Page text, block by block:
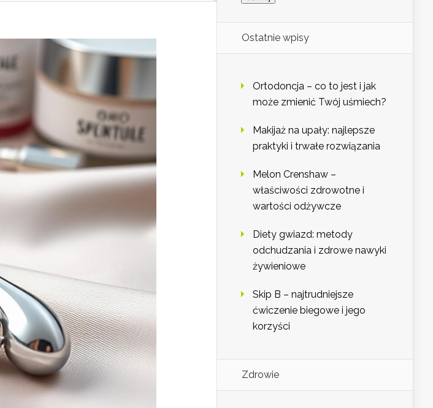
Ostatnie wpisy
Ortodoncja – co to jest i jak
może zmienić Twój uśmiech?
Makijaż na upały: najlepsze
praktyki i trwałe rozwiązania
Melon Crenshaw –
właściwości zdrowotne i
wartości odżywcze
Diety gwiazd: metody
odchudzania i zdrowe nawyki
żywieniowe
Skip B – najtrudniejsze
ćwiczenie biegowe i jego
korzyści
Zdrowie